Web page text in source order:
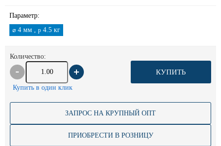
Параметр:
⌀ 4 мм , p 4.5 кг
Количество:
КУПИТЬ
Купить в один клик
ЗАПРОС НА КРУПНЫЙ ОПТ
ПРИОБРЕСТИ В РОЗНИЦУ